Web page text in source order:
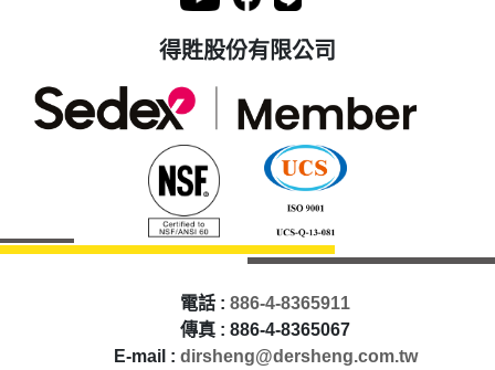
得貹股份有限公司
電話 : 886-4-8365911
傳真 : 886-4-8365067
E-mail : dirsheng@dersheng.com.tw